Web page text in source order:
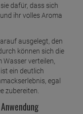
dafür, dass sich
ihr volles Aroma
ausgelegt, den
können sich die
verteilen,
ein deutlich
egal
zubereiten.